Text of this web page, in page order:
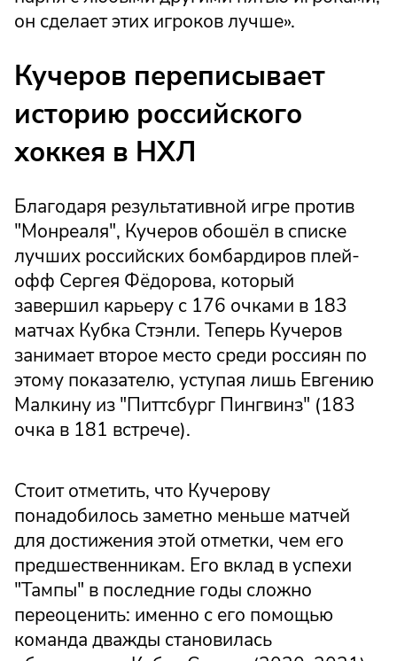
он сделает этих игроков лучше».
Кучеров переписывает
историю российского
хоккея в НХЛ
Благодаря результативной игре против
"Монреаля", Кучеров обошёл в списке
лучших российских бомбардиров плей-
офф Сергея Фёдорова, который
завершил карьеру с 176 очками в 183
матчах Кубка Стэнли. Теперь Кучеров
занимает второе место среди россиян по
этому показателю, уступая лишь Евгению
Малкину из "Питтсбург Пингвинз" (183
очка в 181 встрече).
Стоит отметить, что Кучерову
понадобилось заметно меньше матчей
для достижения этой отметки, чем его
предшественникам. Его вклад в успехи
"Тампы" в последние годы сложно
переоценить: именно с его помощью
команда дважды становилась